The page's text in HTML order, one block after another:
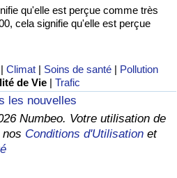
qu'elle est perçue comme très
cela signifie qu'elle est perçue
|Climat | Soins de santé | Pollution
de Vie |Trafic
les nouvelles
Numbeo. Votre utilisation de
Conditions d'Utilisation et
(Actuel)
par Pays